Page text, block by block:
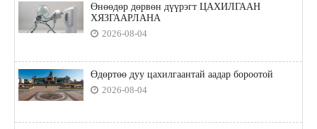
Өнөөдөр дөрвөн дүүрэгт ЦАХИЛГААН
ХЯЗГААРЛАНА
2026-08-04
Өдөртөө дуу цахилгаантай аадар бороотой
2026-08-04